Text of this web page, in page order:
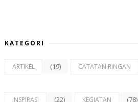
KATEGORI
ARTIKEL (19) CATATAN RINGAN
INSPIRASI (22) KEGIATAN (78)